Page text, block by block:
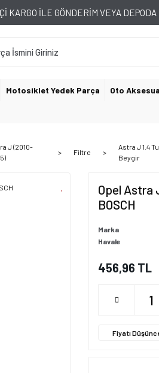
KARGO İLE GÖNDERİM VEYA
Motosiklet Yedek Parça Oto
J (2010-
Filtre
Astra J 1.4
Beygir
Opel Astra
BOSCH
Marka
Havale
456,96 TL
Fiyatı